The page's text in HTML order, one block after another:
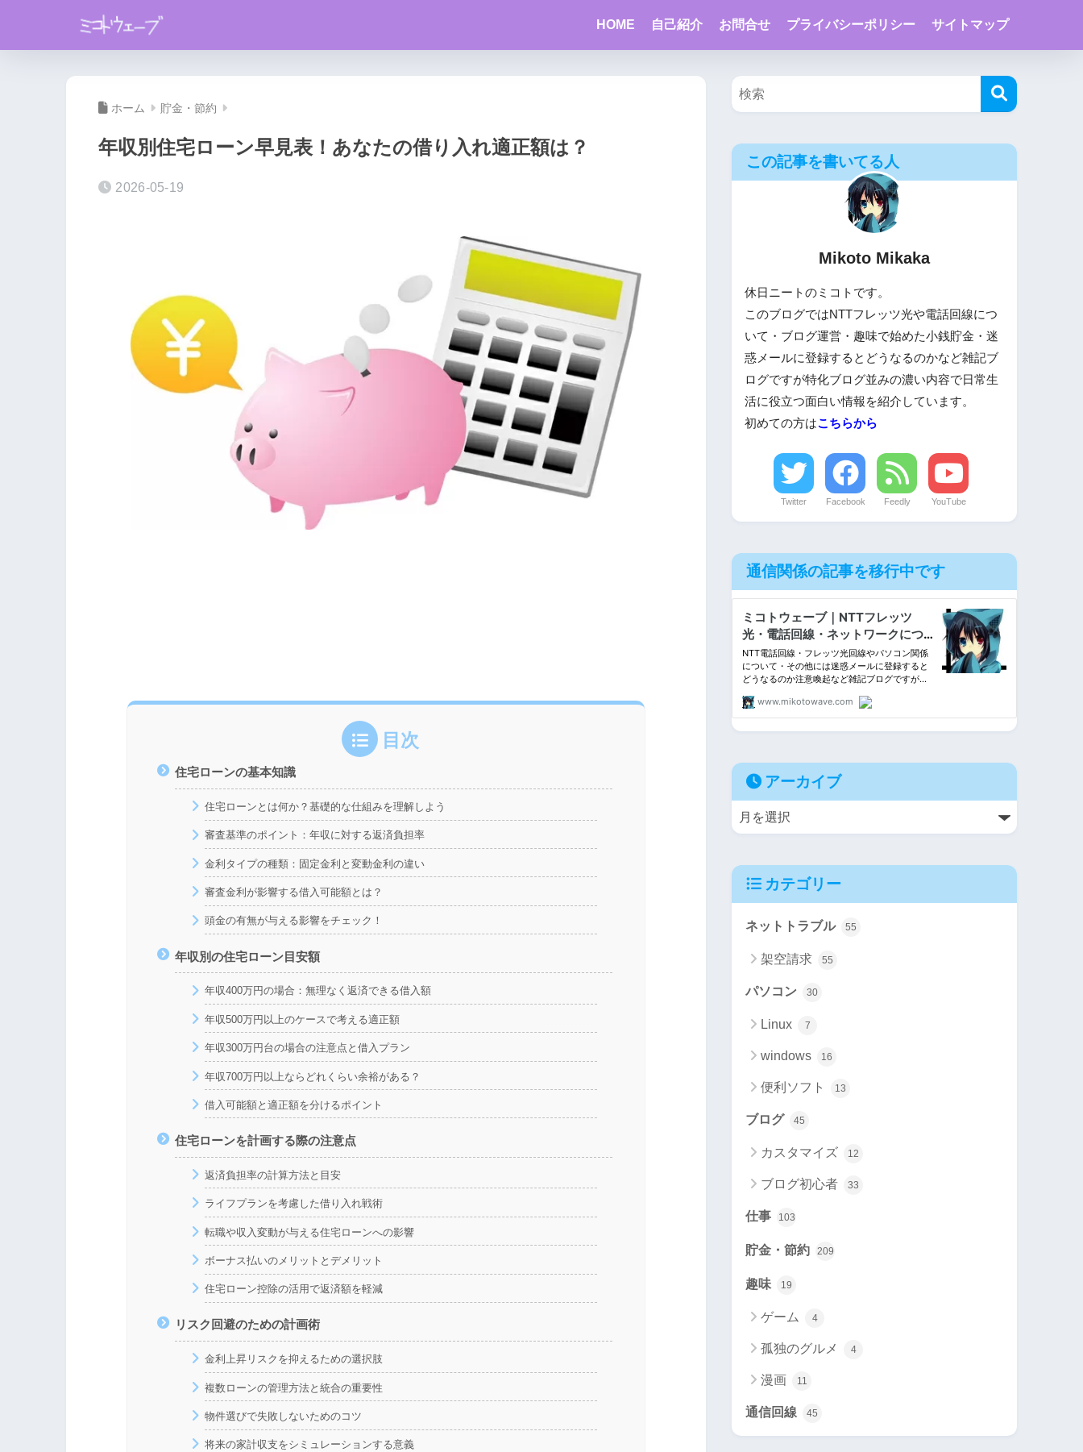
HOME 自己紹介 お問合せ プライバシーポリシー サイトマップ
ホーム 貯金・節約
年収別住宅ローン早見表！あなたの借り入れ適正額は？
2026-05-19
目次
住宅ローンの基本知識
住宅ローンとは何か？基礎的な仕組みを理解しよう
審査基準のポイント：年収に対する返済負担率
金利タイプの種類：固定金利と変動金利の違い
審査金利が影響する借入可能額とは？
頭金の有無が与える影響をチェック！
年収別の住宅ローン目安額
年収400万円の場合：無理なく返済できる借入額
年収500万円以上のケースで考える適正額
年収300万円台の場合の注意点と借入プラン
年収700万円以上ならどれくらい余裕がある？
借入可能額と適正額を分けるポイント
住宅ローンを計画する際の注意点
返済負担率の計算方法と目安
ライフプランを考慮した借り入れ戦術
転職や収入変動が与える住宅ローンへの影響
ボーナス払いのメリットとデメリット
住宅ローン控除の活用で返済額を軽減
リスク回避のための計画術
金利上昇リスクを抑えるための選択肢
複数ローンの管理方法と統合の重要性
物件選びで失敗しないためのコツ
将来の家計収支をシミュレーションする意義
この記事を書いてる人
Mikoto Mikaka
休日ニートのミコトです。
このブログではNTTフレッツ光や電話回線につ
いて・ブログ運営・趣味で始めた小銭貯金・迷
惑メールに登録するとどうなるのかなど雑記ブ
ログですが特化ブログ並みの濃い内容で日常生
活に役立つ面白い情報を紹介しています。
初めての方はこちらから
Twitter Facebook Feedly YouTube
通信関係の記事を移行中です
アーカイブ
カテゴリー
ネットトラブル 55
架空請求 55
パソコン 30
Linux 7
windows 16
便利ソフト 13
ブログ 45
カスタマイズ 12
ブログ初心者 33
仕事 103
貯金・節約 209
趣味 19
ゲーム 4
孤独のグルメ 4
漫画 11
通信回線 45